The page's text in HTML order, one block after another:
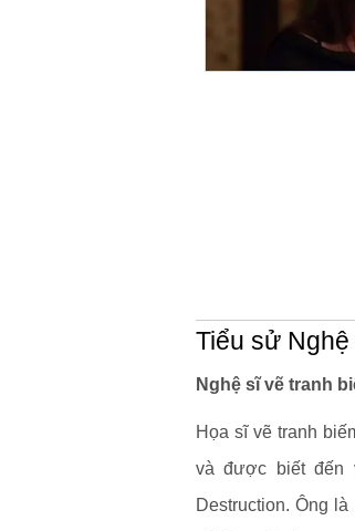
Tiểu sử
Nghệ sĩ vẽ tranh
Họa sĩ vẽ tranh
và được biết đến
Destruction. Ông